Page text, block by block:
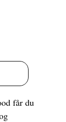
får du